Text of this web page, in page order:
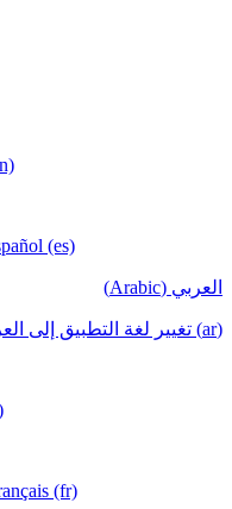
(es)
العربي (Arabic)
(ar) تغيير لغة التطبيق إلى العربية
(fr)